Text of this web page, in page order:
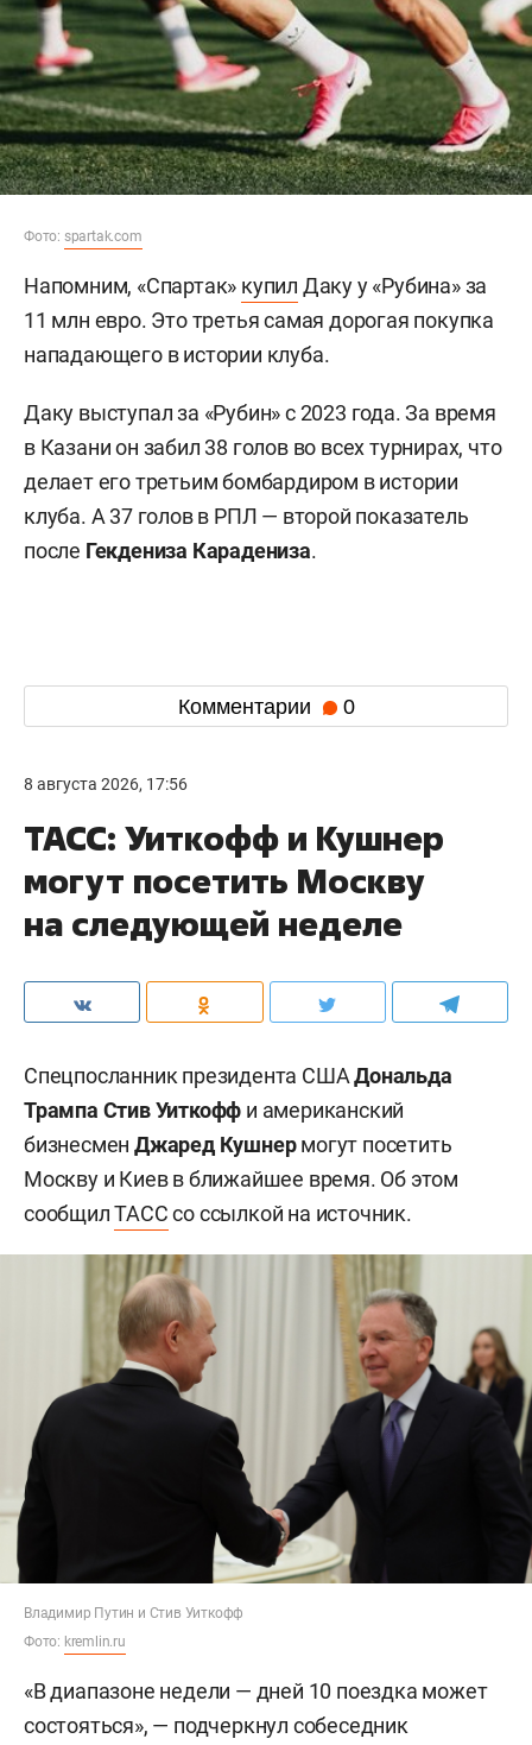
Фото: spartak.com
Напомним, «Спартак» купил Даку у «Рубина» за
11 млн евро. Это третья самая дорогая покупка
нападающего в истории клуба.
Даку выступал за «Рубин» с 2023 года. За время
в Казани он забил 38 голов во всех турнирах, что
делает его третьим бомбардиром в истории
клуба. А 37 голов в РПЛ — второй показатель
после Гекдениза Карадениза.
Комментарии 0
8 августа 2026, 17:56
ТАСС: Уиткофф и Кушнер
могут посетить Москву
на следующей неделе
Спецпосланник президента СШАДональда
Трампа Стив Уиткофф и американский
бизнесменДжаред Кушнермогут посетить
Москву и Киев в ближайшее время. Об этом
сообщилТАССсо ссылкой на источник.
Владимир Путин и Стив Уиткофф
Фото: kremlin.ru
«В диапазоне недели — дней 10 поездка может
состояться», — подчеркнул собеседник